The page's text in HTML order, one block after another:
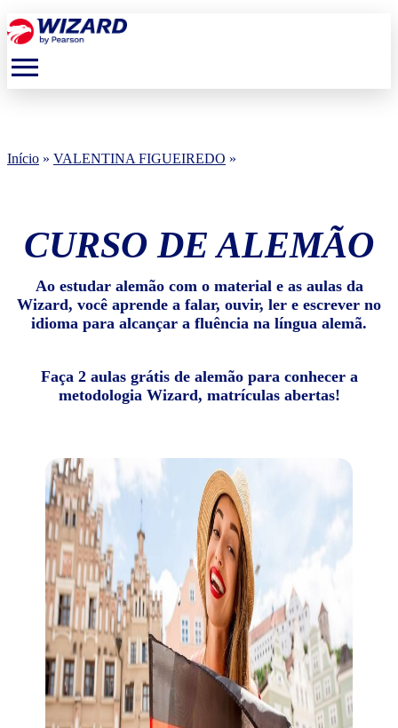
menu
Início » VALENTINA FIGUEIREDO »
CURSO DE ALEMÃO
Ao estudar alemão com o material e as aulas da
Wizard, você aprende a falar, ouvir, ler e escrever no
idioma para alcançar a fluência na língua alemã.
Faça 2 aulas grátis de alemão para conhecer a
metodologia Wizard, matrículas abertas!